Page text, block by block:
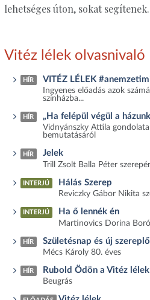
lehetséges úton, sokat
Vitéz lélek olvasnivaló
HÍR VITÉZ LÉLEK
Ingyenes előadás azok
színházba...
HÍR „Ha felépül végül a
Vidnyánszky Attila
bemutatásáról
HÍR Jelek
Trill Zsolt Balla Péter
INTERJÚ Hálás Szerep
Reviczky Gábor Nikita
INTERJÚ Ha ő lennék én
Martinovics Dorina
HÍR Születésnap és új
Mécs Károly 80. éves
HÍR Rubold Ödön a Vitéz
Beugrás